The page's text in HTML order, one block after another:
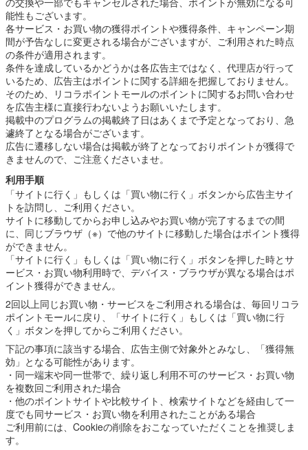
能性もございます。
各サービス・お買い物の獲得ポイントや獲得条件、キャンペーン期
間が予告なしに変更される場合がございますが、ご利用された時点
の条件が適用されます。
条件を達成しているかどうかは各広告主ではなく、代理店が行って
いるため、広告主はポイントに関する詳細を把握しておりません。
そのため、リコラポイントモールのポイントに関するお問い合わせ
を広告主様に直接行わないようお願いいたします。
掲載中のプログラムの掲載終了日はあくまで予定となっており、急
遽終了となる場合がございます。
広告に遷移しない場合は掲載が終了となっておりポイントが獲得で
きませんので、ご注意くださいませ。
利用手順
「サイトに行く」もしくは「買い物に行く」ボタンから広告主サイ
トを訪問し、ご利用ください。
サイトに移動してからお申し込みやお買い物が完了するまでの間
に、同じブラウザ（※）で他のサイトに移動した場合はポイント獲得
ができません。
「サイトに行く」もしくは「買い物に行く」ボタンを押した時とサ
ービス・お買い物利用時で、デバイス・ブラウザが異なる場合はポ
イント獲得ができません。
2回以上同じお買い物・サービスをご利用される場合は、毎回リコラ
ポイントモールに戻り、「サイトに行く」もしくは「買い物に行
く」ボタンを押してからご利用ください。
下記の事項に該当する場合、広告主側で対象外とみなし、「獲得無
効」となる可能性があります。
・同一端末や同一世帯で、繰り返し利用不可のサービス・お買い物
を複数回ご利用された場合
・他のポイントサイトや比較サイト、検索サイトなどを経由して一
度でも同サービス・お買い物を利用されたことがある場合
ご利用前には、Cookieの削除をおこなっていただくことを推奨しま
す。